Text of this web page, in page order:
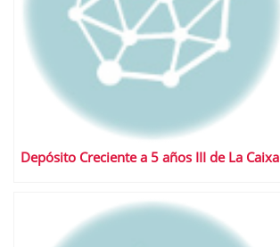
Depósito Creciente a 5 años III de La Caixa